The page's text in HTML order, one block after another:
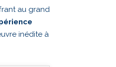
au grand
inédite à